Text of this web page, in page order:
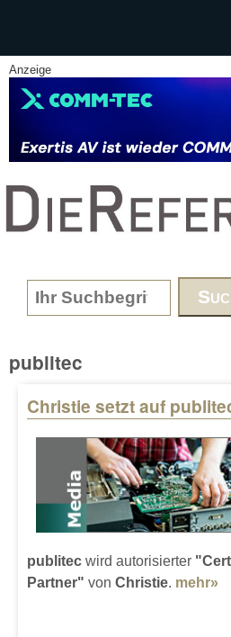
Anzeige
Search form
publitec
Christie setzt auf
publitec wird autorisierter
Partner" von Christie. mehr»
Pages